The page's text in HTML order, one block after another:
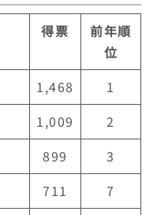
得票
前年順
位
1,468
1
1,009
2
899
3
711
7